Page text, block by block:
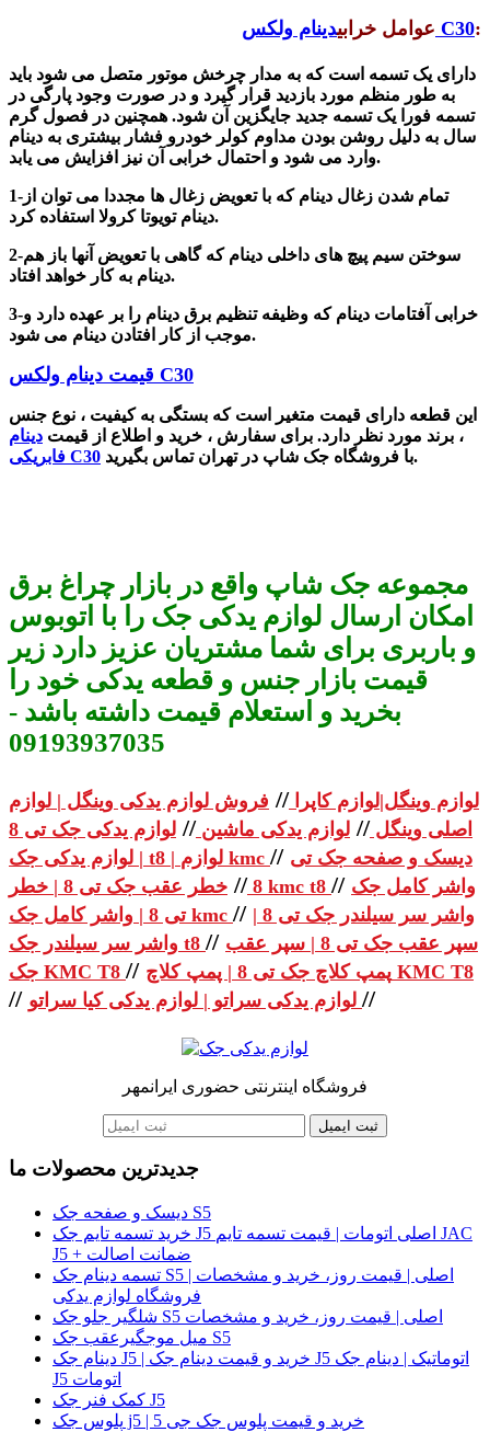
عوامل خرابی دینام ولکس C30:
دارای یک تسمه است که به مدار چرخش موتور متصل می شود باید
به طور منظم مورد بازدید قرار گیرد و در صورت وجود پارگی در
تسمه فورا یک تسمه جدید جایگزین آن شود. همچنین در فصول گرم
سال به دلیل روشن بودن مداوم کولر خودرو فشار بیشتری به دینام
وارد می شود و احتمال خرابی آن نیز افزایش می یابد.
1-تمام شدن زغال دینامکه با تعویض زغال ها مجددا می توان از
دینامتویوتا کرولا استفاده کرد.
2-سوختن سیم پیچ های داخلی دینامکه گاهی با تعویض آنها باز هم
دینام به کار خواهد افتاد.
3-خرابی آفتامات دینام که وظیفه تنظیم برق دینام را بر عهده دارد و
موجب از کار افتادن دیناممی شود.
قیمت دینام ولکس C30
این قطعه دارای قیمت متغیر است که بستگی به کیفیت ، نوع جنس
، برند مورد نظر دارد. برای سفارش ، خرید و اطلاع از قیمت دینام
فابریکی C30
با فروشگاه جک شاپ در تهران تماس بگیرید.
مجموعه جک شاپ واقع در بازار چراغ برق
امکان ارسال لوازم یدکی جک را با اتوبوس
و باربری برای شما مشتریان عزیز دارد زیر
قیمت بازار جنس و قطعه یدکی خود را
بخرید و استعلام قیمت داشته باشد -
09193937035
لوازم وینگل|لوازم کاپرا// فروش لوازم یدکی وینگل | لوازم
اصلی وینگل// لوازم یدکی ماشین//
لوازم یدکی جک تی 8
| لوازم یدکی جک t8 | لوازم kmc // دیسک و صفحه جک تی
8
// خطر عقب جک تی 8 | خطر kmc t8 // واشر کامل جک
تی 8 | واشر کامل جک kmc // واشر سر سیلندر جک تی 8 |
واشر سر سیلندر جک t8 // سپر عقب جک تی 8 | سپر عقب
جک KMC T8 // پمپ کلاچ جک تی 8 | پمپ کلاچ KMC T8
// //
فروشگاه اینترنتی حضوری ایرانمهر
ثبت ایمیل
جدیدترین محصولات ما
دیسک و صفحه جک S5
خرید تسمه تایم جک J5 اصلی اتومات | قیمت تسمه تایم JAC
J5 + ضمانت اصالت
تسمه دینام جک S5 اصلی | قیمت روز، خرید و مشخصات |
فروشگاه لوازم یدکی
شلگیر جلو جک S5 اصلی | قیمت روز، خرید و مشخصات
میل موجگیرعقب جک S5
دینام جک J5 | خرید و قیمت دینام جک J5 اتوماتیک | دینام جک
J5 اتومات
کمک فنر جک J5
پلوس جک j5 | خرید و قیمت پلوس جک جی 5